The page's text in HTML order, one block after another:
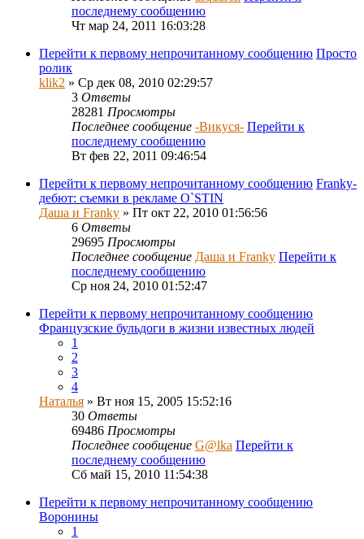
последнему сообщению
Чт мар 24, 2011 16:03:28
Перейти к первому непрочитанному сообщению Просто
ролик
klik2 » Ср дек 08, 2010 02:29:57
3 Ответы
28281 Просмотры
Последнее сообщение -Викуся- Перейти к
последнему сообщению
Вт фев 22, 2011 09:46:54
Перейти к первому непрочитанному сообщению Franky-
дебют: съемки в рекламе O`STIN
Даша и Franky » Пт окт 22, 2010 01:56:56
6 Ответы
29695 Просмотры
Последнее сообщение Даша и Franky Перейти к
последнему сообщению
Ср ноя 24, 2010 01:52:47
Перейти к первому непрочитанному сообщению
Французские бульдоги в жизни известных людей
1
2
3
4
Наталья » Вт ноя 15, 2005 15:52:16
30 Ответы
69486 Просмотры
Последнее сообщение G@lka Перейти к
последнему сообщению
Сб май 15, 2010 11:54:38
Перейти к первому непрочитанному сообщению
Воронины
1